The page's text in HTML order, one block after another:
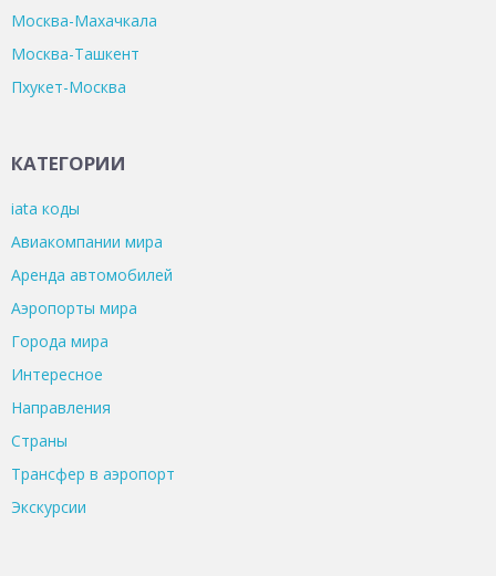
Москва-Махачкала
Москва-Ташкент
Пхукет-Москва
КАТЕГОРИИ
iata коды
Авиакомпании мира
Аренда автомобилей
Аэропорты мира
Города мира
Интересное
Направления
Страны
Трансфер в аэропорт
Экскурсии